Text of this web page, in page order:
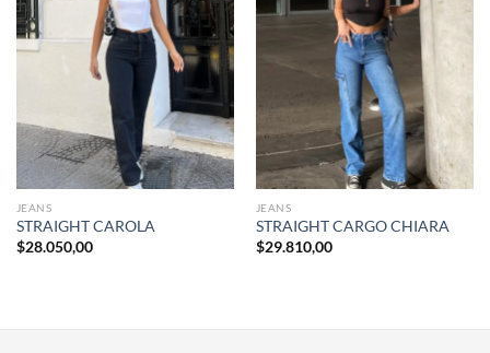
JEANS
STRAIGHT CAROLA
$28.050,00
JEANS
STRAIGHT CARGO CHIARA
$29.810,00